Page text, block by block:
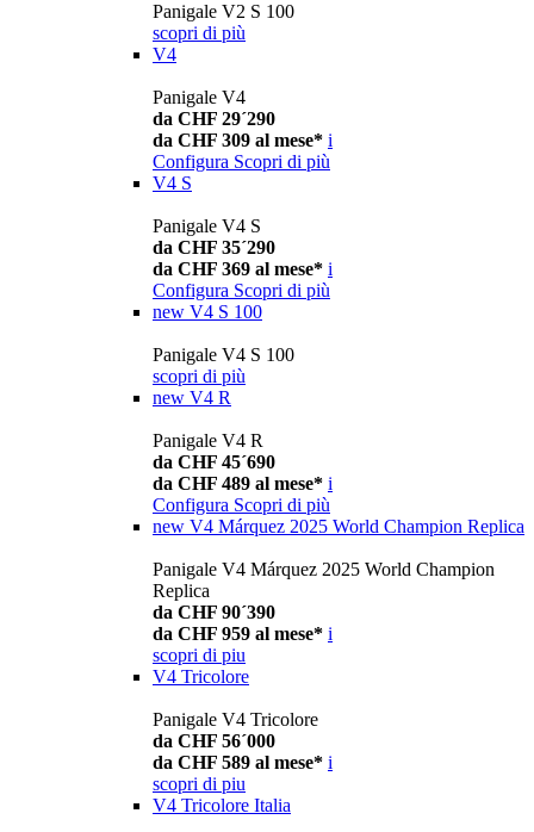
Panigale V2 S 100
scopri di più
V4
Panigale V4
da CHF 29´290
da CHF 309 al mese* i
Configura Scopri di più
V4 S
Panigale V4 S
da CHF 35´290
da CHF 369 al mese* i
Configura Scopri di più
new V4 S 100
Panigale V4 S 100
scopri di più
new V4 R
Panigale V4 R
da CHF 45´690
da CHF 489 al mese* i
Configura Scopri di più
new V4 Márquez 2025 World Champion Replica
Panigale V4 Márquez 2025 World Champion
Replica
da CHF 90´390
da CHF 959 al mese* i
scopri di piu
V4 Tricolore
Panigale V4 Tricolore
da CHF 56´000
da CHF 589 al mese* i
scopri di piu
V4 Tricolore Italia